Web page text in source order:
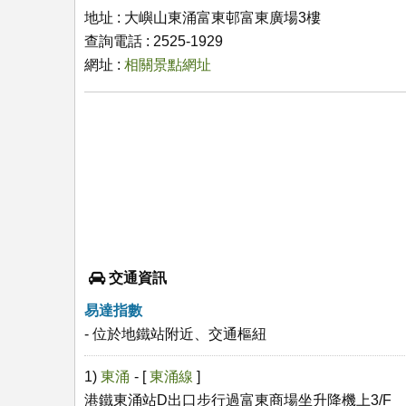
地址 : 大嶼山東涌富東邨富東廣場3樓
查詢電話 : 2525-1929
網址 : 相關景點網址
交通資訊
易達指數
- 位於地鐵站附近、交通樞紐
1) 東涌 - [東涌線 ]
港鐵東涌站D出口步行過富東商場坐升降機上3/F